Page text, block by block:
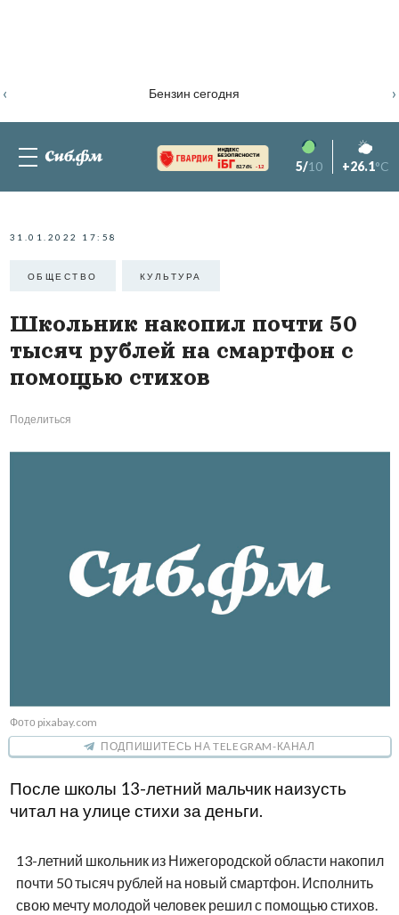
Бензин сегодня
‹ ›
82.76% -1.2 5/10 +26.1°C
31.01.2022 17:58
ОБЩЕСТВО КУЛЬТУРА
Школьник накопил почти 50
тысяч рублей на смартфон с
помощью стихов
Поделиться
Фото pixabay.com
ПОДПИШИТЕСЬ НА TELEGRAM-КАНАЛ
После школы 13-летний мальчик наизусть
читал на улице стихи за деньги.
13-летний школьник из Нижегородской области накопил
почти 50 тысяч рублей на новый смартфон. Исполнить
свою мечту молодой человек решил с помощью стихов.